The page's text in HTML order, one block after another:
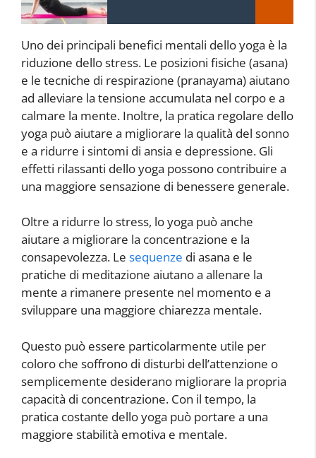
Uno dei principali benefici mentali dello yoga è la
riduzione dello stress. Le posizioni fisiche (asana)
e le tecniche di respirazione (pranayama) aiutano
ad alleviare la tensione accumulata nel corpo e a
calmare la mente. Inoltre, la pratica regolare dello
yoga può aiutare a migliorare la qualità del sonno
e a ridurre i sintomi di ansia e depressione. Gli
effetti rilassanti dello yoga possono contribuire a
una maggiore sensazione di benessere generale.
Oltre a ridurre lo stress, lo yoga può anche
aiutare a migliorare la concentrazione e la
consapevolezza. Le sequenze di asana e le
pratiche di meditazione aiutano a allenare la
mente a rimanere presente nel momento e a
sviluppare una maggiore chiarezza mentale.
Questo può essere particolarmente utile per
coloro che soffrono di disturbi dell’attenzione o
semplicemente desiderano migliorare la propria
capacità di concentrazione. Con il tempo, la
pratica costante dello yoga può portare a una
maggiore stabilità emotiva e mentale.